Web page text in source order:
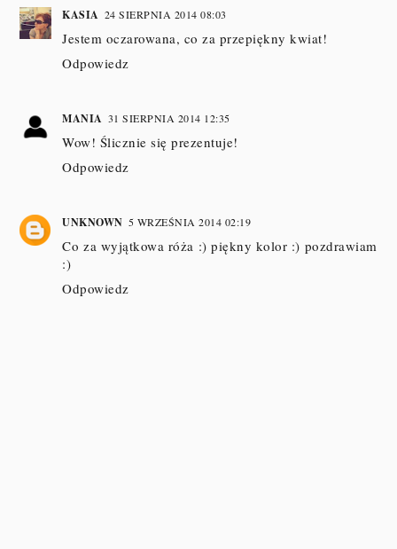
KASIA 24 SIERPNIA 2014 08:03
Jestem oczarowana, co za przepiękny kwiat!
Odpowiedz
MANIA 31 SIERPNIA 2014 12:35
Wow! Ślicznie się prezentuje!
Odpowiedz
UNKNOWN 5 WRZEŚNIA 2014 02:19
Co za wyjątkowa róża :) piękny kolor :) pozdrawiam
:)
Odpowiedz